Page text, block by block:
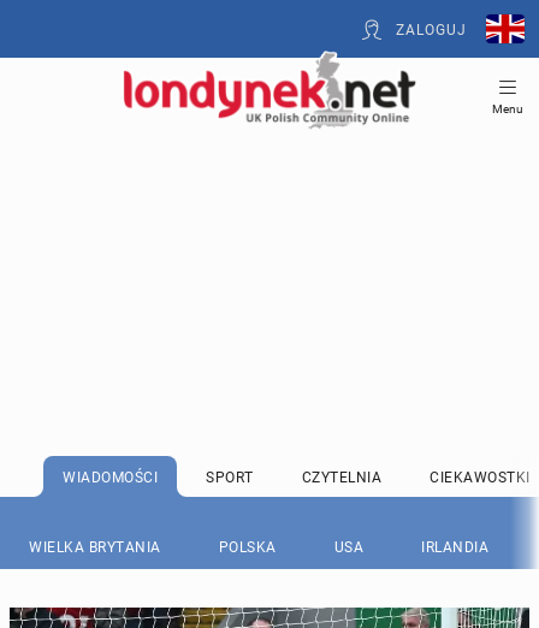
ZALOGUJ
Menu
WIADOMOŚCI SPORT CZYTELNIA CIEKAWOSTKI
WIELKA BRYTANIA POLSKA USA IRLANDIA